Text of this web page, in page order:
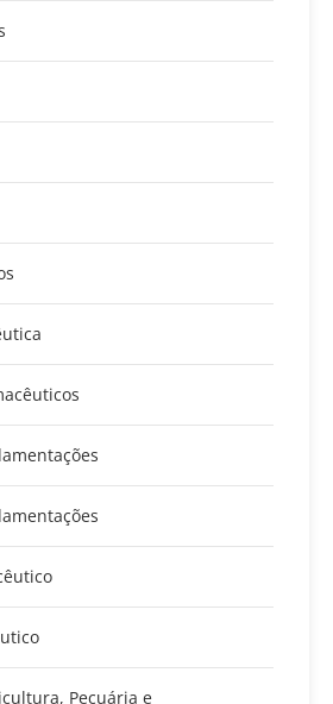
Pecuária e